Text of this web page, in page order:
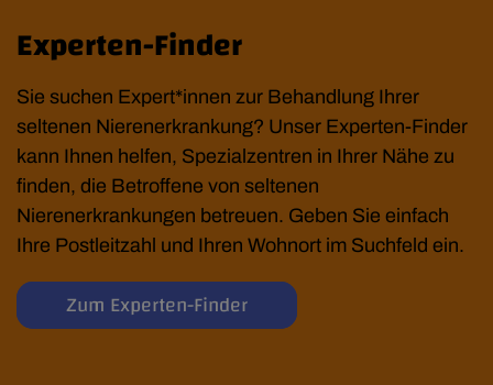
Experten-Finder
Sie suchen Expert*innen zur Behandlung Ihrer
seltenen Nierenerkrankung? Unser Experten-Finder
kann Ihnen helfen, Spezialzentren in Ihrer Nähe zu
finden, die Betroffene von seltenen
Nierenerkrankungen betreuen. Geben Sie einfach
Ihre Postleitzahl und Ihren Wohnort im Suchfeld ein.
Zum Experten-Finder